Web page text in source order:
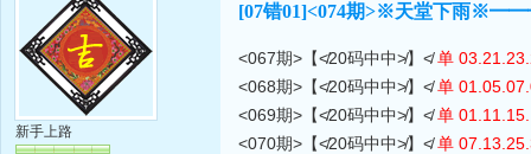
新手上路
[07错01]<074期>※天堂下雨
<067期>【≮20码中中≯】≮单
<068期>【≮20码中中≯】≮单
<069期>【≮20码中中≯】≮单
<070期>【≮20码中中≯】≮单